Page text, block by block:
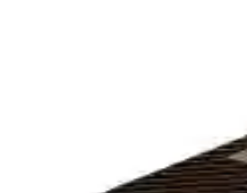
Dollar Tree mağazalarında satılan Türk
İstemeye Çikolatası Tepsili
İstemeye çikolatası tepsili ürünler, farklı